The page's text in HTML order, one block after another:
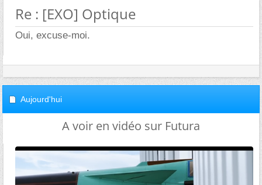
Re : [EXO] Optique
Oui, excuse-moi.
Aujourd'hui
A voir en vidéo sur Futura